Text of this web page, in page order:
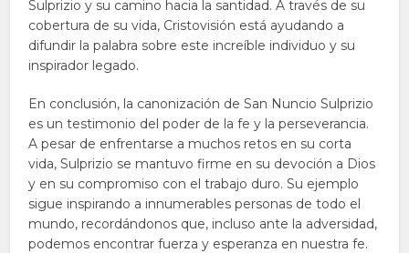
Sulprizio y su camino hacia la santidad. A través de su
cobertura de su vida, Cristovisión está ayudando a
difundir la palabra sobre este increíble individuo y su
inspirador legado.
En conclusión, la canonización de San Nuncio Sulprizio
es un testimonio del poder de la fe y la perseverancia.
A pesar de enfrentarse a muchos retos en su corta
vida, Sulprizio se mantuvo firme en su devoción a Dios
y en su compromiso con el trabajo duro. Su ejemplo
sigue inspirando a innumerables personas de todo el
mundo, recordándonos que, incluso ante la adversidad,
podemos encontrar fuerza y esperanza en nuestra fe.